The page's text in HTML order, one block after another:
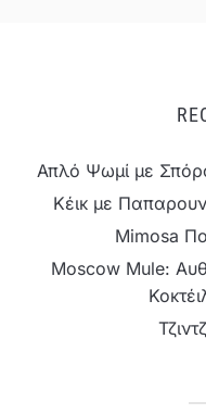
Απλό Ψωμί με
Κέικ με
Mimosa
Moscow Mule: